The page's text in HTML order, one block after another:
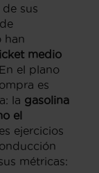
de sus
han
medio
En el plano
es
la gasolina
el
ejercicios
métricas: